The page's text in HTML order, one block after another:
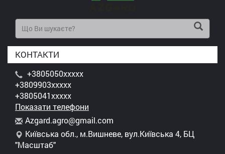
КОНТАКТИ
+3805050xxxxx
+3809903xxxxx
+3805041xxxxx
Показати телефони
Azgard.agro@gmail.com
Київська обл., м.Вишневе, вул.Київська 4, БЦ
"Масштаб"